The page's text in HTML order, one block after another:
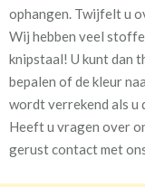
ophangen. Twijfelt u
Wij hebben veel
knipstaal! U kunt dan
bepalen of de kleur
wordt verrekend als u
Heeft u vragen over
gerust contact met